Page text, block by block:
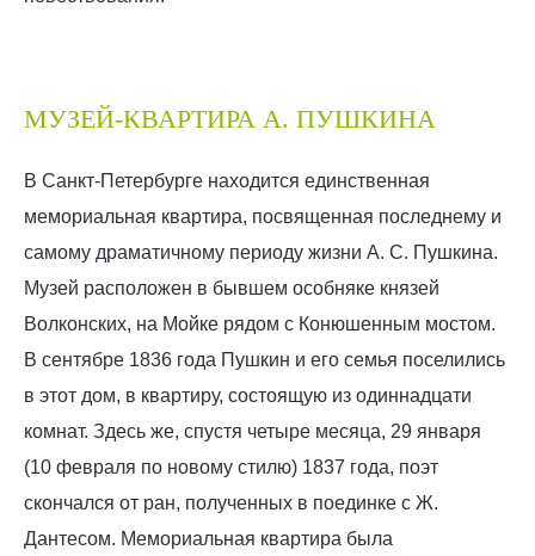
МУЗЕЙ-КВАРТИРА А. ПУШКИНА
В Санкт-Петербурге находится единственная
мемориальная квартира, посвященная последнему и
самому драматичному периоду жизни А. С. Пушкина.
Музей расположен в бывшем особняке князей
Волконских, на Мойке рядом с Конюшенным мостом.
В сентябре 1836 года Пушкин и его семья поселились
в этот дом, в квартиру, состоящую из одиннадцати
комнат. Здесь же, спустя четыре месяца, 29 января
(10 февраля по новому стилю) 1837 года, поэт
скончался от ран, полученных в поединке с Ж.
Дантесом. Мемориальная квартира была